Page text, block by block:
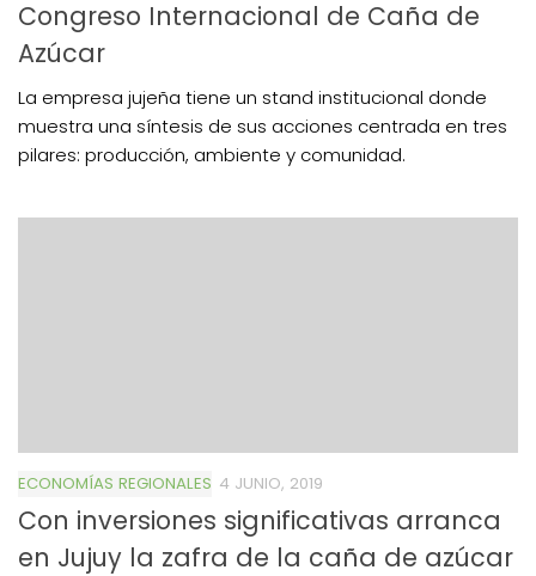
Congreso Internacional de Caña de
Azúcar
La empresa jujeña tiene un stand institucional donde
muestra una síntesis de sus acciones centrada en tres
pilares: producción, ambiente y comunidad.
ECONOMÍAS REGIONALES 4 JUNIO, 2019
Con inversiones significativas arranca
en Jujuy la zafra de la caña de azúcar